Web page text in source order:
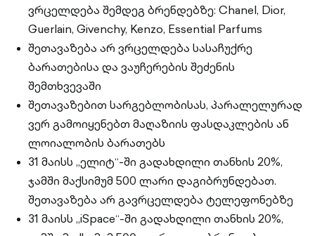
ვრცელდება შემდეგ ბრენდებზე: Chanel, Dior,
Guerlain, Givenchy, Kenzo, Essential Parfums
შეთავაზება არ ვრცელდება სასაჩუქრე
ბარათებისა და ვაუჩერების შეძენის
შემთხვევაში
შეთავაზებით სარგებლობისას, პარალელურად
ვერ გამოიყენებთ მაღაზიის ფასდაკლების ან
ლოიალობის ბარათებს
31 მაისს „ელიტ“-ში გადახდილი თანხის 20%,
ჯამში მაქსიმუმ 500 ლარი დაგიბრუნდებათ.
შეთავაზება არ გავრცელდება ტელეფონებზე
31 მაისს „iSpace“-ში გადახდილი თანხის 20%,